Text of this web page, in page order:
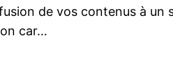
de vos contenus à un
car…